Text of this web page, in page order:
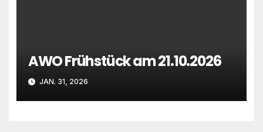
AWO Frühstück am 21.10.2026
JAN. 31, 2026